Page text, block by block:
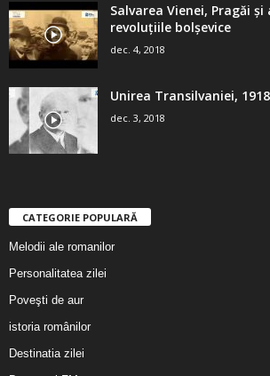
Salvarea Vienei, Pragăi
revoluţiile bolşevice
dec. 4, 2018
Unirea Transilvaniei, 1918
dec. 3, 2018
CATEGORIE POPULARĂ
Melodii ale romanilor
Personalitatea zilei
Poveşti de aur
istoria românilor
Destinatia zilei